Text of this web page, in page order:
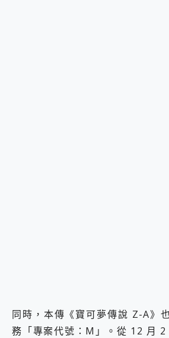
同時，本傳《寶可夢傳說 Z-A》
務「專案代號：M」。從 12 月